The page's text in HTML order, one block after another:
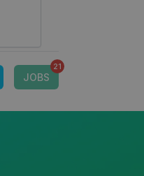
POURQUOI CORILUS?
JOBS
21